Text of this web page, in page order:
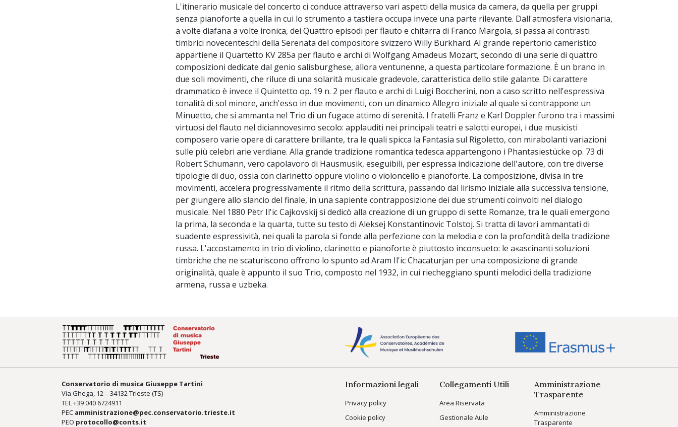
L'itinerario musicale del concerto ci conduce attraverso vari aspetti della musica da camera, da quella per gruppi
senza pianoforte a quella in cui lo strumento a tastiera occupa invece una parte rilevante. Dall'atmosfera visionaria,
a volte diafana a volte ironica, dei Quattro episodi per flauto e chitarra di Franco Margola, si passa ai contrasti
timbrici novecenteschi della Serenata del compositore svizzero Willy Burkhard. Al grande repertorio cameristico
appartiene il Quartetto KV 285a per flauto e archi di Wolfgang Amadeus Mozart, secondo di una serie di quattro
composizioni dedicate dal genio salisburghese, allora ventunenne, a questa particolare formazione. È un brano in
due soli movimenti, che riluce di una solarità musicale gradevole, caratteristica dello stile galante. Di carattere
drammatico è invece il Quintetto op. 19 n. 2 per flauto e archi di Luigi Boccherini, non a caso scritto nell'espressiva
tonalità di sol minore, anch'esso in due movimenti, con un dinamico Allegro iniziale al quale si contrappone un
Minuetto, che si ammanta nel Trio di un fugace attimo di serenità. I fratelli Franz e Karl Doppler furono tra i massimi
virtuosi del flauto nel diciannovesimo secolo: applauditi nei principali teatri e salotti europei, i due musicisti
composero varie opere di carattere brillante, tra le quali spicca la Fantasia sul Rigoletto, con mirabolanti variazioni
sulle più celebri arie verdiane. Alla grande tradizione romantica tedesca appartengono i Phantasiestücke op. 73 di
Robert Schumann, vero capolavoro di Hausmusik, eseguibili, per espressa indicazione dell'autore, con tre diverse
tipologie di duo, ossia con clarinetto oppure violino o violoncello e pianoforte. La composizione, divisa in tre
movimenti, accelera progressivamente il ritmo della scrittura, passando dal lirismo iniziale alla successiva tensione,
per giungere allo slancio del finale, in una sapiente contrapposizione dei due strumenti coinvolti nel dialogo
musicale. Nel 1880 Pëtr Il'ic Cajkovskij si dedicò alla creazione di un gruppo di sette Romanze, tra le quali emergono
la prima, la seconda e la quarta, tutte su testo di Aleksej Konstantinovic Tolstoj. Si tratta di lavori ammantati di
suadente espressività, nei quali la parola si fonde alla perfezione con la melodia e con la profondità della tradizione
russa. L'accostamento in trio di violino, clarinetto e pianoforte è piuttosto inconsueto: le a«ascinanti soluzioni
timbriche che ne scaturiscono offrono lo spunto ad Aram Il'ic Chacaturjan per una composizione di grande
originalità, quale è appunto il suo Trio, composto nel 1932, in cui riecheggiano spunti melodici della tradizione
armena, russa e uzbeka.
Conservatorio di musica Giuseppe Tartini
Via Ghega, 12 – 34132 Trieste (TS)
TEL +39040 6724911
PEC amministrazione@pec.conservatorio.trieste.it
PEO protocollo@conts.it
Informazioni legali
Privacy policy
Cookie policy
Collegamenti Utili
Area Riservata
Gestionale Aule
Amministrazione
Trasparente
Amministrazione
Trasparente